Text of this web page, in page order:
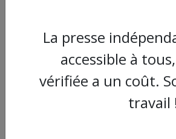
La presse
accessible à
vérifiée a un coût.
travail